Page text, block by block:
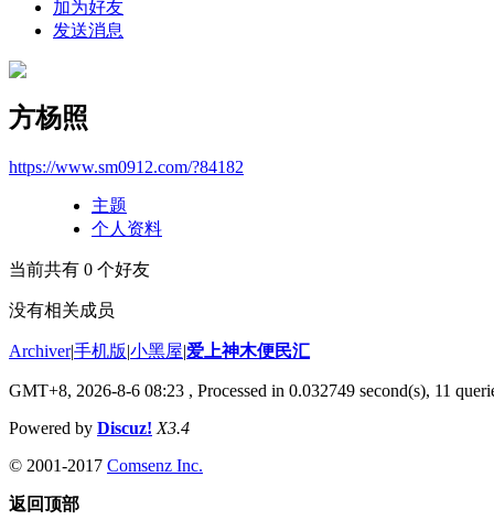
加为好友
发送消息
方杨照
https://www.sm0912.com/?84182
主题
个人资料
当前共有 0 个好友
没有相关成员
Archiver|手机版|小黑屋|爱上神木便民汇
GMT+8, 2026-8-6 08:23 , Processed in 0.032749 second(s), 11
Powered by Discuz! X3.4
© 2001-2017 Comsenz Inc.
返回顶部